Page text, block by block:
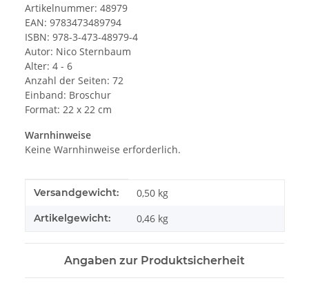
Artikelnummer: 48979
EAN: 9783473489794
ISBN: 978-3-473-48979-4
Autor: Nico Sternbaum
Alter: 4 - 6
Anzahl der Seiten: 72
Einband: Broschur
Format: 22 x 22 cm
Warnhinweise
Keine Warnhinweise erforderlich.
Produkteigenschaft
Wert
Versandgewicht: 0,50 kg
Artikelgewicht: 0,46 kg
Angaben zur Produktsicherheit